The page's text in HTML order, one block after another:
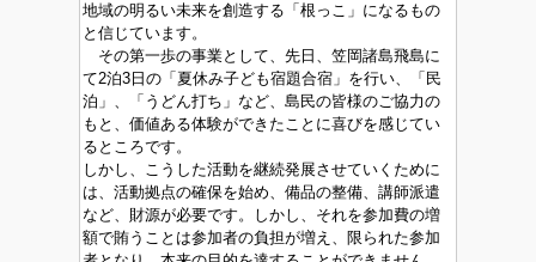
地域の明るい未来を創造する「根っこ」になるもの
と信じています。
その第一歩の事業として、先日、笠岡諸島飛島に
て2泊3日の「夏休み子ども宿題合宿」を行い、「民
泊」、「うどん打ち」など、島民の皆様のご協力の
もと、価値ある体験ができたことに喜びを感じてい
るところです。
しかし、こうした活動を継続発展させていくために
は、活動拠点の確保を始め、備品の整備、講師派遣
など、財源が必要です。しかし、それを参加費の増
額で賄うことは参加者の負担が増え、限られた参加